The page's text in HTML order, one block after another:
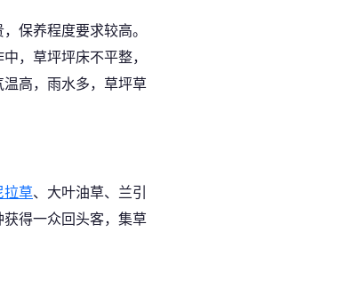
保养程度要求较高。
，草坪坪床不平整，
高，雨水多，草坪草
拉草、大叶油草、兰引
得一众回头客，集草